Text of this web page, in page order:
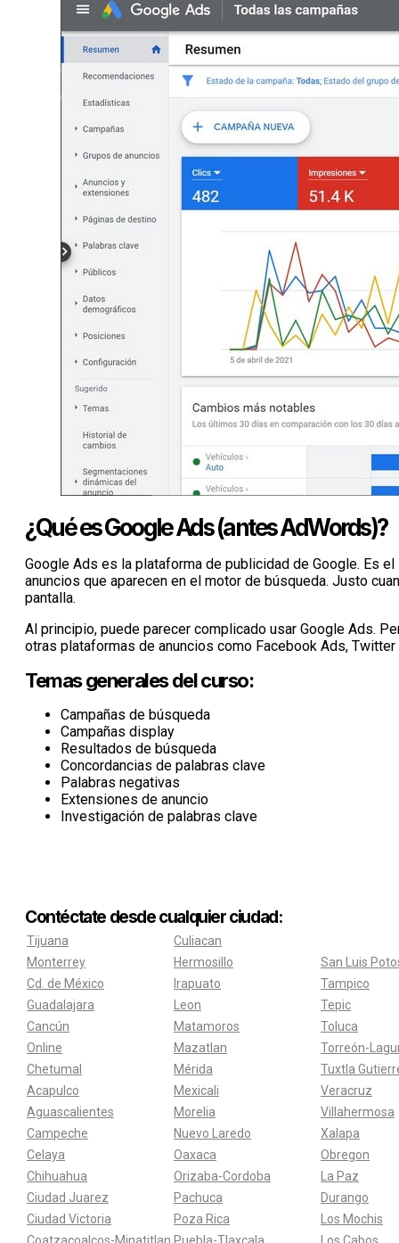
¿Qué es Google Ads (antes AdWords)?
Google Ads es la plataforma de publicidad de Google. Es
anuncios que aparecen en el motor de búsqueda. Justo
pantalla.
Al principio, puede parecer complicado usar Google Ads.
otras plataformas de anuncios como Facebook Ads,
Temas generales del curso:
Campañas de búsqueda
Campañas display
Resultados de búsqueda
Concordancias de palabras clave
Palabras negativas
Extensiones de anuncio
Investigación de palabras clave
Contéctate desde cualquier ciudad:
Tijuana
Monterrey
Cd. de México
Guadalajara
Cancún
Online
Chetumal
Acapulco
Aguascalientes
Campeche
Celaya
Chihuahua
Ciudad Juarez
Ciudad Victoria
Culiacan
Hermosillo
Irapuato
Leon
Matamoros
Mazatlan
Mérida
Mexicali
Morelia
Nuevo Laredo
Oaxaca
Orizaba-Cordoba
Pachuca
Poza Rica
San Luis
Tampico
Tepic
Toluca
Torreón-
Tuxtla
Veracruz
Villahermosa
Xalapa
Obregon
La Paz
Durango
Los Mochis